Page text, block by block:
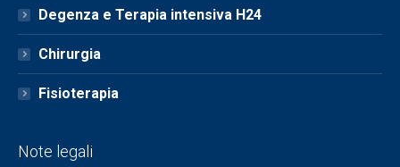
Degenza e Terapia intensiva H24
Chirurgia
Fisioterapia
Note legali